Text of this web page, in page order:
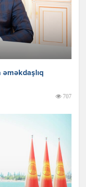
əməkdaşlıq
707